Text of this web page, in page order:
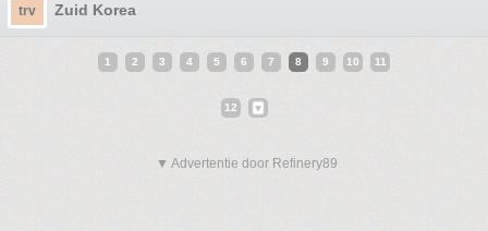
trv Zuid Korea
1 2 3 4 5 6 7 8 9 10 11
12
▼ Advertentie door Refinery89